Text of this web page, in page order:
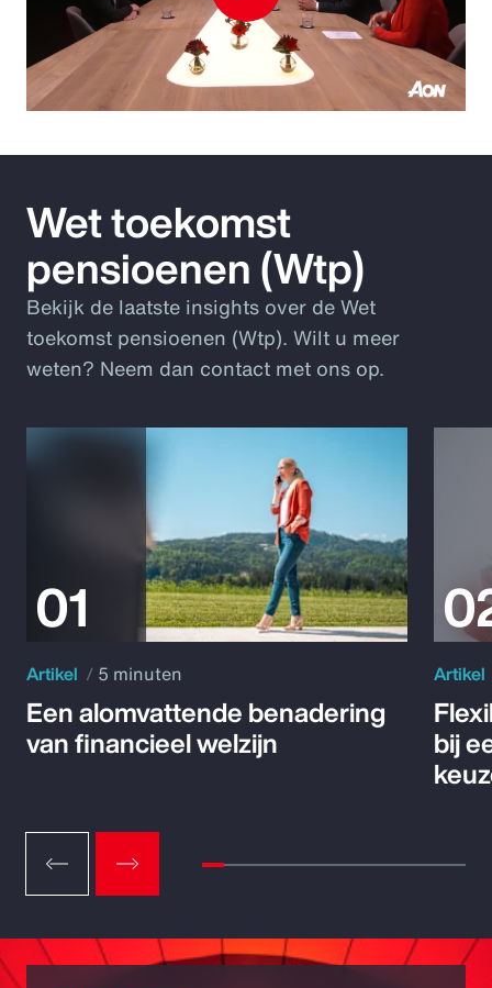
Play
Video
Wet toekomst
pensioenen (Wtp)
Bekijk de laatste insights over de Wet
toekomst pensioenen (Wtp). Wilt u meer
weten? Neem dan contact met ons op.
Artikel 5 minuten
Een alomvattende benadering
van financieel welzijn
Artikel
bij